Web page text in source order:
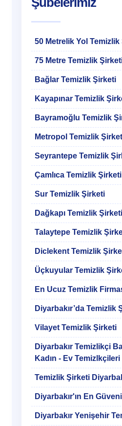
50 Metrelik Yol Temizlik
75 Metre Temizlik
Bağlar Temizlik Şirketi
Kayapınar Temizlik
Bayramoğlu Temizlik
Metropol Temizlik
Seyrantepe Temizlik
Çamlıca Temizlik Şirketi
Sur Temizlik Şirketi
Dağkapı Temizlik Şirketi
Talaytepe Temizlik
Diclekent Temizlik
Üçkuyular Temizlik
En Ucuz Temizlik
Diyarbakır’da Temizlik
Vilayet Temizlik Şirketi
Diyarbakır Temizlikçi
Kadın - Ev Temizlkçileri
Temizlik Şirketi
Diyarbakır'ın En
Diyarbakır Yenişehir